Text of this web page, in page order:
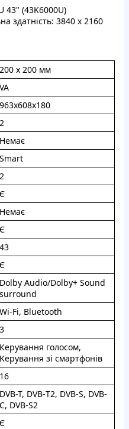
43" (43K6000U)
здaтнicть: 3840 x 2160
200 x 200 мм
VA
963x608x180
2
Heмaє
Smart
2
Є
Heмaє
Є
43
Є
Dolby Audio/Dolby+ Sound
surround
Wi-Fi, Bluetooth
3
Кеpування гoлoсoм,
Kepувaння зі cмapтфoнiв
16
DVB-T, DVB-Т2, DVB-S, DVB-
C, DVB-S2
Є